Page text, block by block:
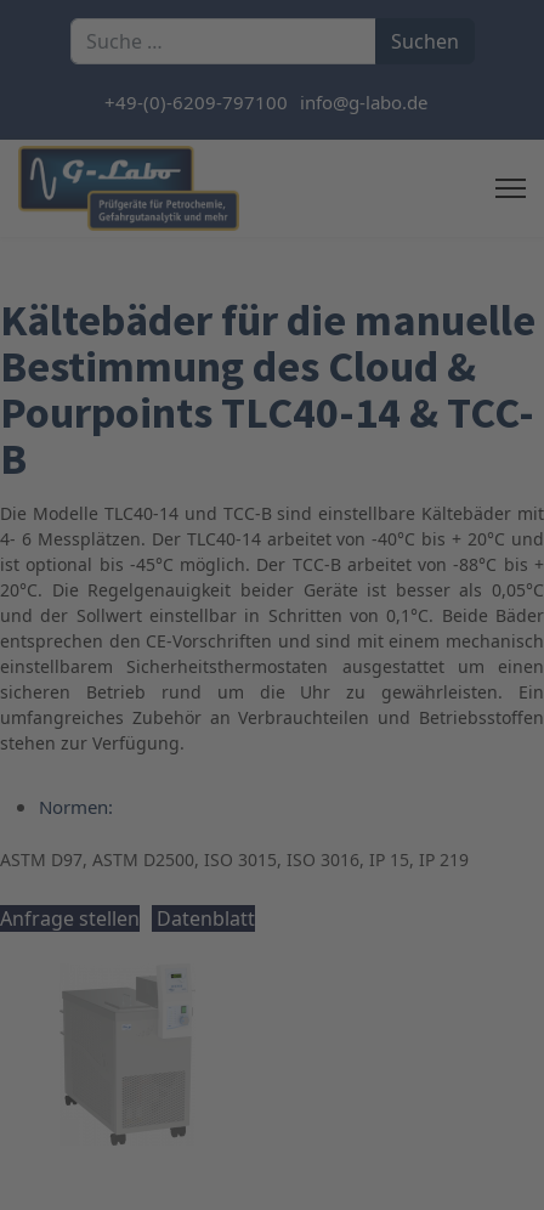
Suchen
+49-(0)-6209-797100 info@g-labo.de
Kältebäder für die manuelle
Bestimmung des Cloud &
Pourpoints TLC40-14 & TCC-
B
Die Modelle TLC40-14 und TCC-B sind einstellbare Kältebäder mit
4- 6 Messplätzen. Der TLC40-14 arbeitet von -40°C bis + 20°C und
ist optional bis -45°C möglich. Der TCC-B arbeitet von -88°C bis +
20°C. Die Regelgenauigkeit beider Geräte ist besser als 0,05°C
und der Sollwert einstellbar in Schritten von 0,1°C. Beide Bäder
entsprechen den CE-Vorschriften und sind mit einem mechanisch
einstellbarem Sicherheitsthermostaten ausgestattet um einen
sicheren Betrieb rund um die Uhr zu gewährleisten. Ein
umfangreiches Zubehör an Verbrauchteilen und Betriebsstoffen
stehen zur Verfügung.
Normen:
ASTM D97, ASTM D2500, ISO 3015, ISO 3016, IP 15, IP 219
Anfrage stellen Datenblatt